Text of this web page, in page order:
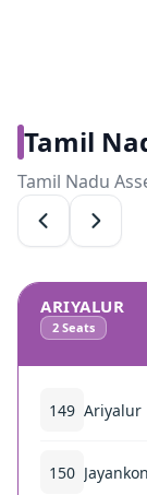
Tamil
Tamil Nadu
ARIYALUR
2 Seats
149 Ariyalur
150